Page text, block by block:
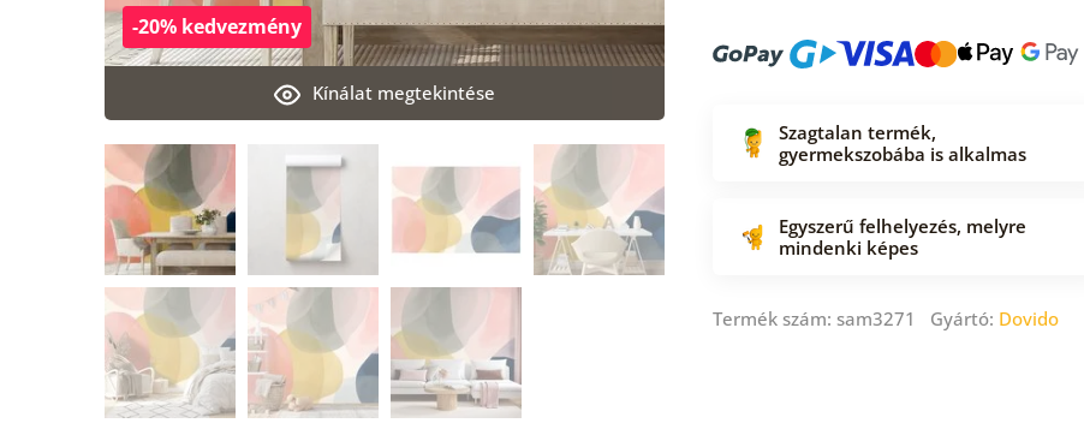
Kínálat megtekintése
-20% kedvezmény
Szagtalan termék,
gyermekszobába is alkalmas
Egyszerű felhelyezés, melyre
mindenki képes
Termék szám: sam3271 Gyártó: Dovido